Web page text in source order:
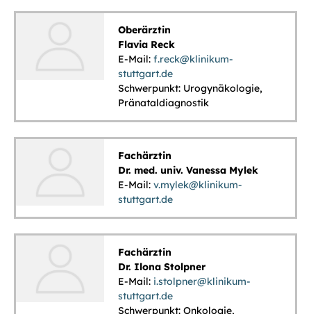
Oberärztin
Flavia Reck
E-Mail:f.reck@klinikum-
stuttgart.de
Schwerpunkt: Urogynäkologie,
Pränataldiagnostik
Fachärztin
Dr. med. univ. Vanessa Mylek
E-Mail:v.mylek@klinikum-
stuttgart.de
Fachärztin
Dr. Ilona Stolpner
E-Mail: i.stolpner@klinikum-
stuttgart.de
Schwerpunkt: Onkologie,